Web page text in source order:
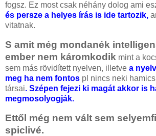
fogsz. Ez most csak néhány dolog ami
és persze a helyes írás is ide tartozik,
vitatnak.
S amit még mondanék
ember nem káromkodik mint a
sem más rövidített nyelven, illetve a
meg ha nem fontos pl nincs neki
társai. Szépen fejezi ki magát akkor is
megmosolyogják.
Ettől még nem vált sem
spiclivé.